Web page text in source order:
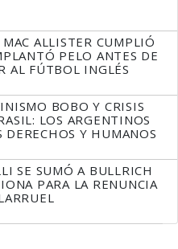
MAC ALLISTER CUMPLIÓ
PELO ANTES DE
AL FÚTBOL INGLÉS
BOBO Y CRISIS
LOS ARGENTINOS
DERECHOS Y HUMANOS
SE SUMÓ A BULLRICH
PARA LA RENUNCIA